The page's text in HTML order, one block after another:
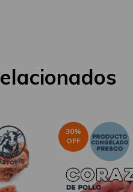
30%
OFF